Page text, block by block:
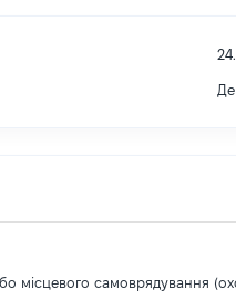
місцевого самоврядування